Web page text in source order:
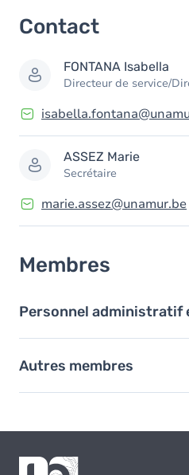
Contact
FONTANA Isabella
Directeur de service/
ASSEZ Marie
Secrétaire
marie.assez@unamur.be
Membres
Personnel administratif
Autres membres